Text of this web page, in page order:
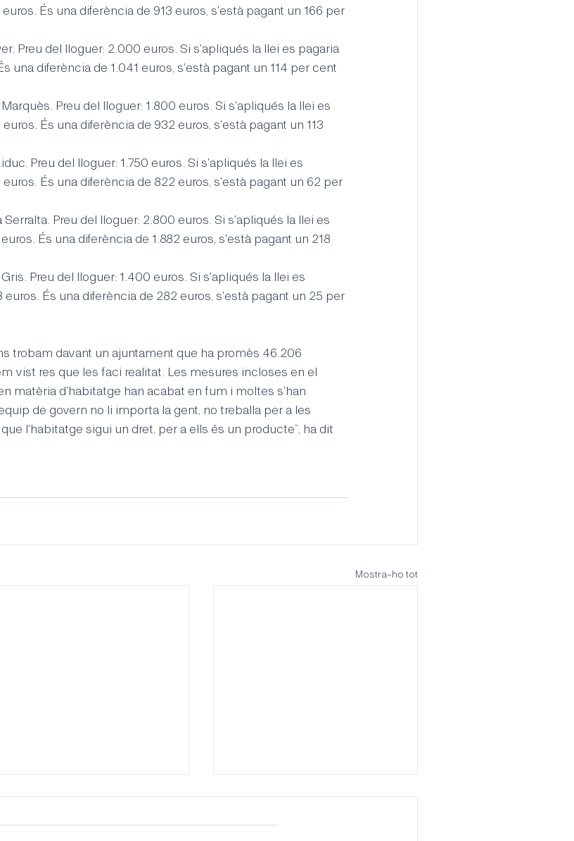
És una diferència de 913 euros, s'està pagant un 166 per
Preu del lloguer: 2.000 euros. Si s'apliqués la llei es pagaria
una diferència de 1.041 euros, s'està pagant un 114 per cent
Preu del lloguer: 1.800 euros. Si s'apliqués la llei es
És una diferència de 932 euros, s'està pagant un 113
Preu del lloguer: 1.750 euros. Si s'apliqués la llei es
És una diferència de 822 euros, s'està pagant un 62 per
Preu del lloguer: 2.800 euros. Si s'apliqués la llei es
És una diferència de 1.882 euros, s'està pagant un 218
Preu del lloguer: 1.400 euros. Si s'apliqués la llei es
euros. És una diferència de 282 euros, s'està pagant un 25 per
trobam davant un ajuntament que ha promès 46.206
vist res que les faci realitat. Les mesures incloses en el
matèria d'habitatge han acabat en fum i moltes s'han
de govern no li importa la gent, no treballa per a les
l'habitatge sigui un dret, per a ells és un producte”, ha dit
Mostra-ho tot